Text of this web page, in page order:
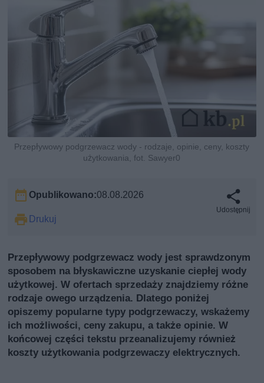
Przepływowy podgrzewacz wody - rodzaje, opinie, ceny, koszty
użytkowania, fot. Sawyer0
Opublikowano:08.08.2026
Drukuj
Udostępnij
Przepływowy podgrzewacz wody jest sprawdzonym
sposobem na błyskawiczne uzyskanie ciepłej wody
użytkowej. W ofertach sprzedaży znajdziemy różne
rodzaje owego urządzenia. Dlatego poniżej
opiszemy popularne typy podgrzewaczy, wskażemy
ich możliwości, ceny zakupu, a także opinie. W
końcowej części tekstu przeanalizujemy również
koszty użytkowania podgrzewaczy elektrycznych.